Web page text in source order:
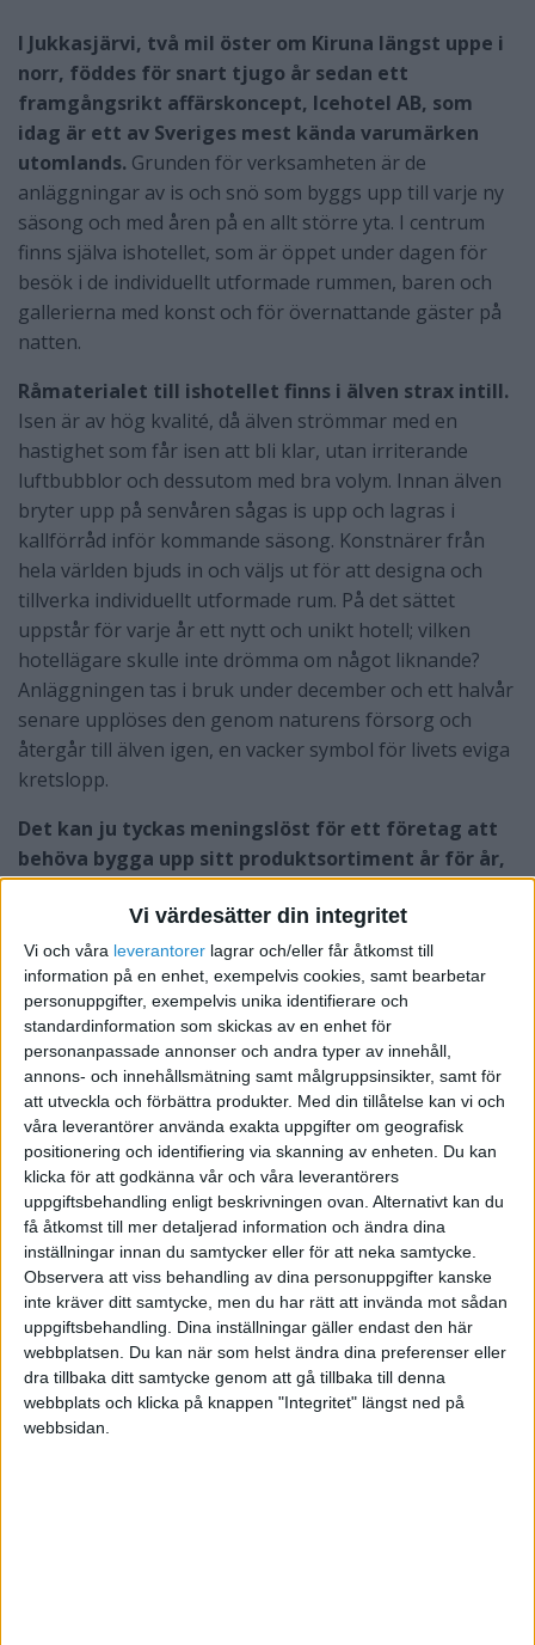
Vi värdesätter din integritet
Vi och våra leverantorer lagrar och/eller får åtkomst till
information på en enhet, exempelvis cookies, samt bearbetar
personuppgifter, exempelvis unika identifierare och
standardinformation som skickas av en enhet för
personanpassade annonser och andra typer av innehåll,
annons- och innehållsmätning samt målgruppsinsikter, samt för
att utveckla och förbättra produkter. Med din tillåtelse kan vi och
våra leverantörer använda exakta uppgifter om geografisk
positionering och identifiering via skanning av enheten. Du kan
klicka för att godkänna vår och våra leverantörers
uppgiftsbehandling enligt beskrivningen ovan. Alternativt kan du
få åtkomst till mer detaljerad information och ändra dina
inställningar innan du samtycker eller för att neka samtycke.
Observera att viss behandling av dina personuppgifter kanske
inte kräver ditt samtycke, men du har rätt att invända mot sådan
uppgiftsbehandling. Dina inställningar gäller endast den här
webbplatsen. Du kan när som helst ändra dina preferenser eller
dra tillbaka ditt samtycke genom att gå tillbaka till denna
webbplats och klicka på knappen "Integritet" längst ned på
webbsidan.
I Jukkasjärvi, två mil öster om Kiruna längst uppe i
norr, föddes för snart tjugo år sedan ett
framgångsrikt affärskoncept, Icehotel AB, som
idag är ett av Sveriges mest kända varumärken
utomlands. Grunden för verksamheten är de
anläggningar av is och snö som byggs upp till varje ny
säsong och med åren på en allt större yta. I centrum
finns själva ishotellet, som är öppet under dagen för
besök i de individuellt utformade rummen, baren och
gallerierna med konst och för övernattande gäster på
natten.
Råmaterialet till ishotellet finns i älven strax intill.
Isen är av hög kvalité, då älven strömmar med en
hastighet som får isen att bli klar, utan irriterande
luftbubblor och dessutom med bra volym. Innan älven
bryter upp på senvåren sågas is upp och lagras i
kallförråd inför kommande säsong. Konstnärer från
hela världen bjuds in och väljs ut för att designa och
tillverka individuellt utformade rum. På det sättet
uppstår för varje år ett nytt och unikt hotell; vilken
hotellägare skulle inte drömma om något liknande?
Anläggningen tas i bruk under december och ett halvår
senare upplöses den genom naturens försorg och
återgår till älven igen, en vacker symbol för livets eviga
kretslopp.
Det kan ju tyckas meningslöst för ett företag att
behöva bygga upp sitt produktsortiment år för år,
hela vägen från grunden.Men värdet ligger knappast
i is och snö utan snarare i konceptet som sådant. Det
ska erbjuda en upplevelse som inte kan fås någon
annanstans och kanske heller inte på något annat sätt.
Genom att vårda ett sådant koncept av upplevelse och
skönhet och finna alltfler uttryckssätt för det i nya
arrangemang ska det gå att bevara och utvidga
konceptets attraktion.